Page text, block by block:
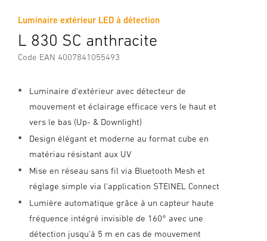
Luminaire extérieur LED à détection
L 830 SC anthracite
Code EAN 4007841055493
Luminaire d'extérieur avec détecteur de
mouvement et éclairage efficace vers le haut et
vers le bas (Up- & Downlight)
Design élégant et moderne au format cube en
matériau résistant aux UV
Mise en réseau sans fil via Bluetooth Mesh et
réglage simple via l'application STEINEL Connect
Lumière automatique grâce à un capteur haute
fréquence intégré invisible de 160° avec une
détection jusqu'à 5 m en cas de mouvement